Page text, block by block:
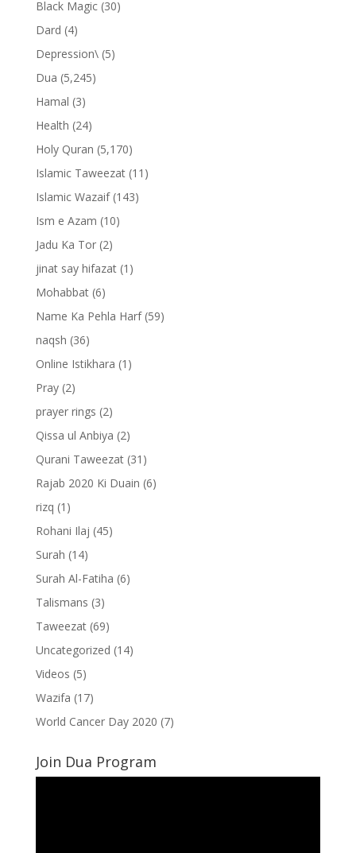
Black Magic(30)
Dard (4)
Depression\(5)
Dua (5,245)
Hamal (3)
Health (24)
Holy Quran (5,170)
Islamic Taweezat(11)
Islamic Wazaif(143)
Ism e Azam (10)
Jadu Ka Tor(2)
jinat say hifazat(1)
Mohabbat(6)
Name Ka Pehla Harf(59)
naqsh (36)
Online Istikhara (1)
Pray(2)
prayer rings (2)
Qissa ul Anbiya (2)
Qurani Taweezat(31)
Rajab 2020 Ki Duain (6)
rizq (1)
Rohani Ilaj (45)
Surah (14)
Surah Al-Fatiha (6)
Talismans (3)
Taweezat(69)
Uncategorized (14)
Videos (5)
Wazifa (17)
World Cancer Day 2020 (7)
Join Dua Program